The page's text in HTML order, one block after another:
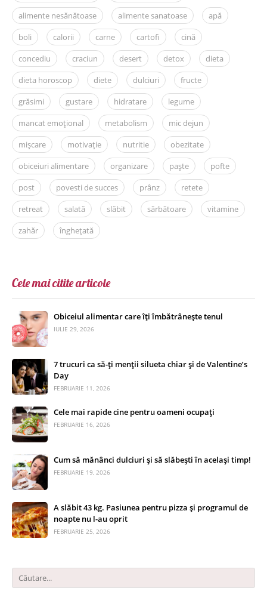
alimente nesănătoase
alimente sanatoase
apă
boli
calorii carne cartofi
cină
concediu
craciun desert detox
dieta
dieta horoscop
diete dulciuri
fructe
grăsimi
gustare hidratare
legume
mancat emoțional
metabolism
mic dejun
mișcare
motivație nutritie
obezitate
obiceiuri alimentare
organizare paște
pofte
post
povesti de succes prânz
retete
retreat
salată slăbit sărbătoare
vitamine
zahăr
înghețată
Cele mai citite articole
Obiceiul alimentar care îți îmbătrânește tenul
IULIE 29, 2026
7 trucuri ca să-ți menții silueta chiar și de Valentine’s
Day
FEBRUARIE 11, 2026
Cele mai rapide cine pentru oameni ocupați
FEBRUARIE 16, 2026
Cum să mănânci dulciuri și să slăbești în același timp!
FEBRUARIE 19, 2026
A slăbit 43 kg. Pasiunea pentru pizza și programul de
noapte nu l-au oprit
FEBRUARIE 25, 2026